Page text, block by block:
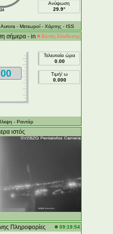
24
Ανύψωση
29.9°
Αυrora - Μετεωροί - Χάρτης - ISS
σήμερα - in Εκτός Σύνδεσης
Τελευταία ώρα
0.00
Τιμή/ ω
0.000
- Ραντάρ
ιστός
Πληροφορίες 09:19:54